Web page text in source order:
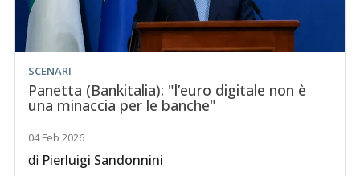
SCENARI
Panetta (Bankitalia): "l’euro digitale non è
una minaccia per le banche"
04 Feb 2026
di Pierluigi Sandonnini